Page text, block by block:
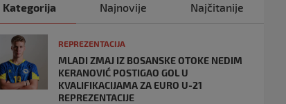
Kategorija Najnovije Najčitanije
REPREZENTACIJA
MLADI ZMAJ IZ BOSANSKE OTOKE NEDIM
KERANOVIĆ POSTIGAO GOL U
KVALIFIKACIJAMA ZA EURO U-21
REPREZENTACIJE